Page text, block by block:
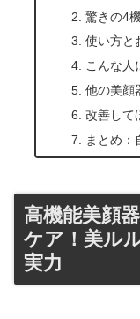
驚きの4
使い方と
こんな人
他の美顔
改善して
まとめ：
高機能美顔
ケア！美ル
実力